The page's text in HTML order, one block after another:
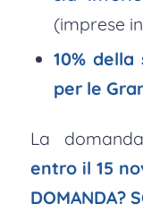
(imprese
10%
per le
La
entro il 15
DOMANDA?